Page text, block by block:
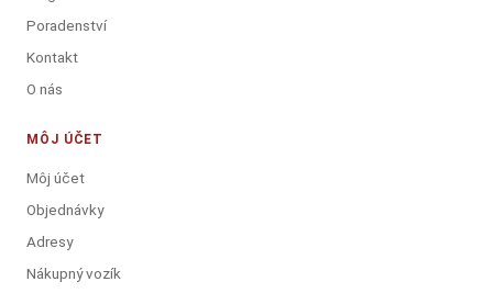
Poradenství
Kontakt
O nás
MÔJ ÚČET
Môj účet
Objednávky
Adresy
Nákupný vozík